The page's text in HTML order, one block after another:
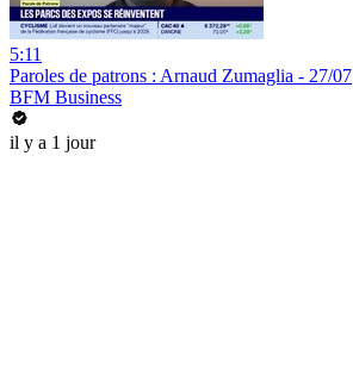
5:11
Paroles de patrons : Arnaud Zumaglia - 27/07
BFM Business
il y a 1 jour